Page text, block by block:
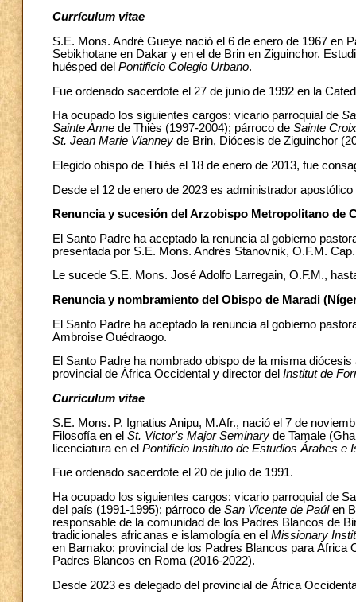
Currículum vitae
S.E. Mons. André Gueye nació el 6 de enero de 1967 en
Sebikhotane en Dakar y en el de Brin en Ziguinchor.
huésped del Pontificio Colegio Urbano.
Fue ordenado sacerdote el 27 de junio de 1992 en la
Ha ocupado los siguientes cargos: vicario parroquial de
Sainte Anne de Thiès (1997-2004); párroco de Sainte Croix
St. Jean Marie Vianney de Brin, Diócesis de Ziguinchor
Elegido obispo de Thiès el 18 de enero de 2013, fue
Desde el 12 de enero de 2023 es administrador
Renuncia y sucesión del Arzobispo Metropolitano de
El Santo Padre ha aceptado la renuncia al gobierno
presentada por S.E. Mons. Andrés Stanovnik, O.F.M. Cap.
Le sucede S.E. Mons. José Adolfo Larregain, O.F.M.,
Renuncia y nombramiento del Obispo de Maradi
El Santo Padre ha aceptado la renuncia al gobierno
Ambroise Ouédraogo.
El Santo Padre ha nombrado obispo de la misma
provincial de África Occidental y director del Institut de
Curriculum vitae
S.E. Mons. P. Ignatius Anipu, M.Afr., nació el 7 de
Filosofía en el St. Victor's Major Seminary de Tamale
licenciatura en el Pontificio Instituto de Estudios Árabes e
Fue ordenado sacerdote el 20 de julio de 1991.
Ha ocupado los siguientes cargos: vicario parroquial de
del país (1991-1995); párroco de San Vicente de Paúlen
responsable de la comunidad de los Padres Blancos de
tradicionales africanas e islamología en el Missionary
en Bamako; provincial de los Padres Blancos para África
Padres Blancos en Roma (2016-2022).
Desde 2023 es delegado del provincial de África